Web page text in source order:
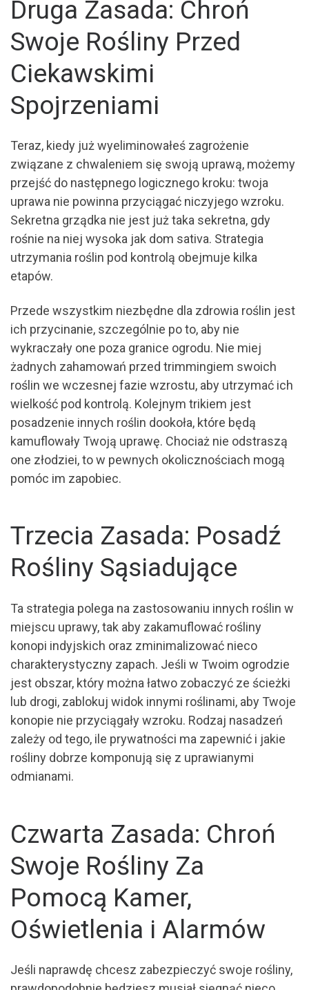
Druga Zasada: Chroń
Swoje Rośliny Przed
Ciekawskimi
Spojrzeniami
Teraz, kiedy już wyeliminowałeś zagrożenie
związane z chwaleniem się swoją uprawą, możemy
przejść do następnego logicznego kroku: twoja
uprawa nie powinna przyciągać niczyjego wzroku.
Sekretna grządka nie jest już taka sekretna, gdy
rośnie na niej wysoka jak dom sativa. Strategia
utrzymania roślin pod kontrolą obejmuje kilka
etapów.
Przede wszystkim niezbędne dla zdrowia roślin jest
ich przycinanie, szczególnie po to, aby nie
wykraczały one poza granice ogrodu. Nie miej
żadnych zahamowań przed trimmingiem swoich
roślin we wczesnej fazie wzrostu, aby utrzymać ich
wielkość pod kontrolą. Kolejnym trikiem jest
posadzenie innych roślin dookoła, które będą
kamuflowały Twoją uprawę. Chociaż nie odstraszą
one złodziei, to w pewnych okolicznościach mogą
pomóc im zapobiec.
Trzecia Zasada: Posadź
Rośliny Sąsiadujące
Ta strategia polega na zastosowaniu innych roślin w
miejscu uprawy, tak aby zakamuflować rośliny
konopi indyjskich oraz zminimalizować nieco
charakterystyczny zapach. Jeśli w Twoim ogrodzie
jest obszar, który można łatwo zobaczyć ze ścieżki
lub drogi, zablokuj widok innymi roślinami, aby Twoje
konopie nie przyciągały wzroku. Rodzaj nasadzeń
zależy od tego, ile prywatności ma zapewnić i jakie
rośliny dobrze komponują się z uprawianymi
odmianami.
Czwarta Zasada: Chroń
Swoje Rośliny Za
Pomocą Kamer,
Oświetlenia i Alarmów
Jeśli naprawdę chcesz zabezpieczyć swoje rośliny,